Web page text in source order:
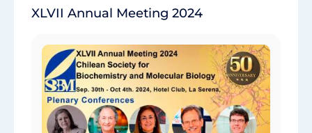
XLVII Annual Meeting 2024